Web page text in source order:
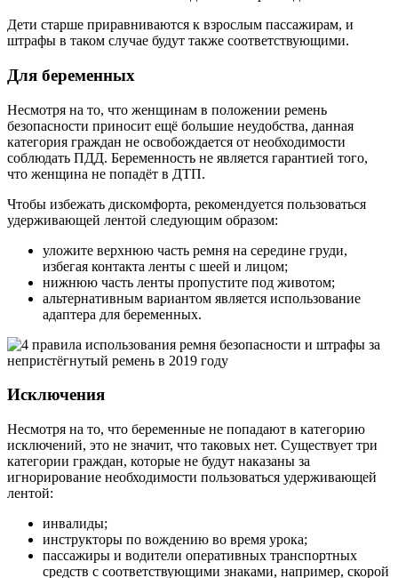
Дети старше приравниваются к взрослым пассажирам, и
штрафы в таком случае будут также соответствующими.
Для беременных
Несмотря на то, что женщинам в положении ремень
безопасности приносит ещё большие неудобства, данная
категория граждан не освобождается от необходимости
соблюдать ПДД. Беременность не является гарантией того,
что женщина не попадёт в ДТП.
Чтобы избежать дискомфорта, рекомендуется пользоваться
удерживающей лентой следующим образом:
уложите верхнюю часть ремня на середине груди,
избегая контакта ленты с шеей и лицом;
нижнюю часть ленты пропустите под животом;
альтернативным вариантом является использование
адаптера для беременных.
Исключения
Несмотря на то, что беременные не попадают в категорию
исключений, это не значит, что таковых нет. Существует три
категории граждан, которые не будут наказаны за
игнорирование необходимости пользоваться удерживающей
лентой:
инвалиды;
инструкторы по вождению во время урока;
пассажиры и водители оперативных транспортных
средств с соответствующими знаками, например, скорой